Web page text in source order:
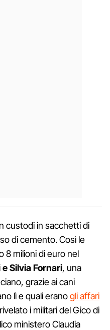
custodi in sacchetti di
di cemento. Così le
8 milioni di euro nel
Silvia Fornari, una
grazie ai cani
lì e quali eranogli affari
i militari del Gico di
ministero Claudia